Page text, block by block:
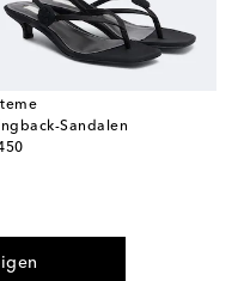
Sandalen
price